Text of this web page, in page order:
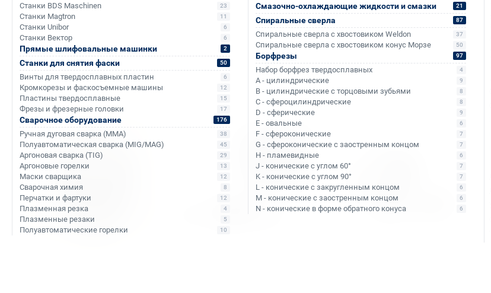
Аналоги и похожие товары
+103
Станки BDS Maschinen 23
Станки Magtron 11
Станки Unibor 6
Станки Вектор 6
Прямые шлифовальные машинки 2
Станки для снятия фаски 50
Винты для твердосплавных пластин 6
Кромкорезы и фаскосъемные машины 12
Пластины твердосплавные 15
Фрезы и фрезерные головки 17
Сварочное оборудование 176
Ручная дуговая сварка (MMA) 38
Полуавтоматическая сварка (MIG/MAG) 45
Аргоновая сварка (TIG) 29
Аргоновые горелки 13
Маски сварщика 12
Сварочная химия 8
Перчатки и фартуки 12
Плазменная резка 4
Плазменные резаки 5
Полуавтоматические горелки 10
Смазочно-охлаждающие жидкости и смазки 21
Спиральные сверла 87
Спиральные сверла с хвостовиком Weldon 37
Спиральные сверла с хвостовиком конус Морзе 50
Борфрезы 97
Набор борфрез твердосплавных 4
A - цилиндрические 9
B - цилиндрические с торцовыми зубьями 8
C - сфероцилиндрические 8
D - сферические 9
E - овальные 6
F - сфероконические 7
G - сфероконические с заостренным концом 7
H - пламевидные 6
J - конические с углом 60° 7
K - конические с углом 90° 7
L - конические с закругленным концом 6
M - конические с заостренным концом 6
N - конические в форме обратного конуса 6